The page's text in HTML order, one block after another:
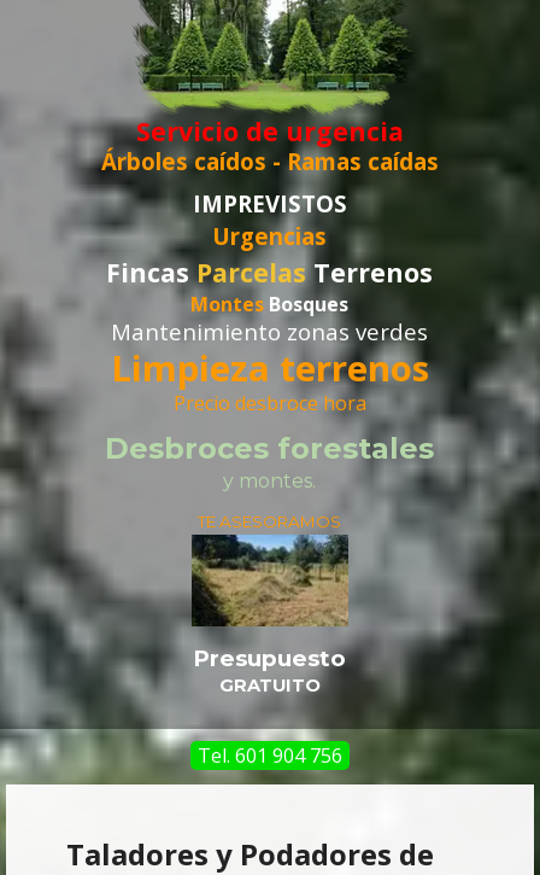
Servicio de urgencia
Árboles caídos -Ramas caídas
IMPREVISTOS
Urgencias
FincasParcelas Terrenos
Montes Bosques
Mantenimiento zonas verdes
Limpieza terrenos
Precio desbroce hora
Desbroces forestales
y montes.
TE ASESORAMOS
Presupuesto
GRATUITO
Tel. 601 904 756
Taladores y Podadores de